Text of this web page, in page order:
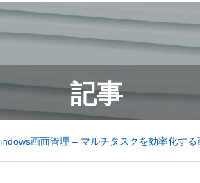
記事
画面管理 – マルチタスクを効率化する